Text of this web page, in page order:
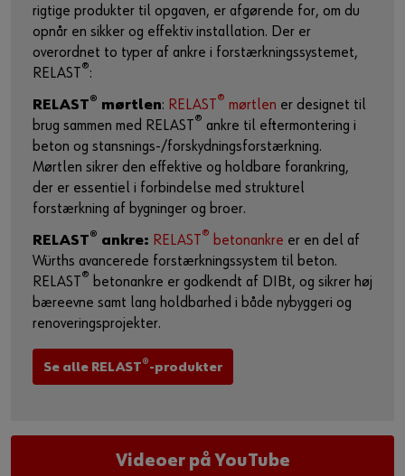
rigtige produkter til opgaven, er afgørende for, om du
opnår en sikker og effektiv installation. Der er
overordnet to typer af ankre i forstærkningssystemet,
RELAST ®:
RELAST® mørtlen: RELAST ® mørtlen er designet til
brug sammen med RELAST ® ankre til eftermontering i
beton og stansnings-/forskydningsforstærkning.
Mørtlen sikrer den effektive og holdbare forankring,
der er essentiel i forbindelse med strukturel
forstærkning af bygninger og broer.
RELAST® ankre: RELAST ® betonankre er en del af
Würths avancerede forstærkningssystem til beton.
RELAST ® betonankre er godkendt af DIBt, og sikrer høj
bæreevne samt lang holdbarhed i både nybyggeri og
renoveringsprojekter.
Se alle RELAST®-produkter
Videoer på YouTube